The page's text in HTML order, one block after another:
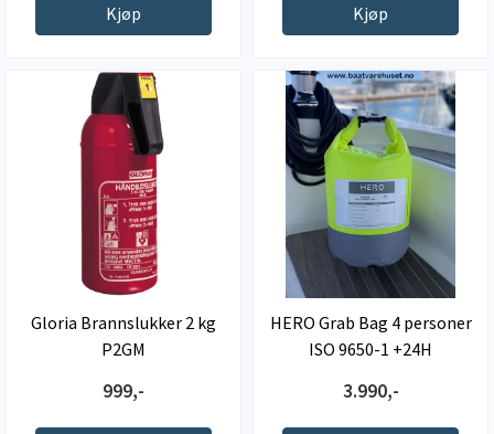
Kjøp Kjøp
Gloria Brannslukker 2 kg
P2GM
999,-
HERO Grab Bag 4 personer
ISO 9650-1 +24H
3.990,-